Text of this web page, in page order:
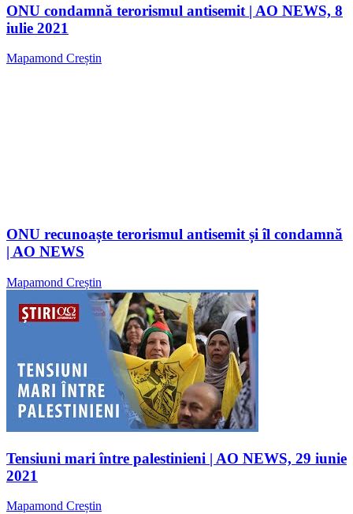
ONU condamnă terorismul antisemit | AO NEWS, 8
iulie 2021
Mapamond Creștin
ONU recunoaște terorismul antisemit și îl condamnă
| AO NEWS
Mapamond Creștin
Tensiuni mari între palestinieni | AO NEWS, 29 iunie
2021
Mapamond Creștin